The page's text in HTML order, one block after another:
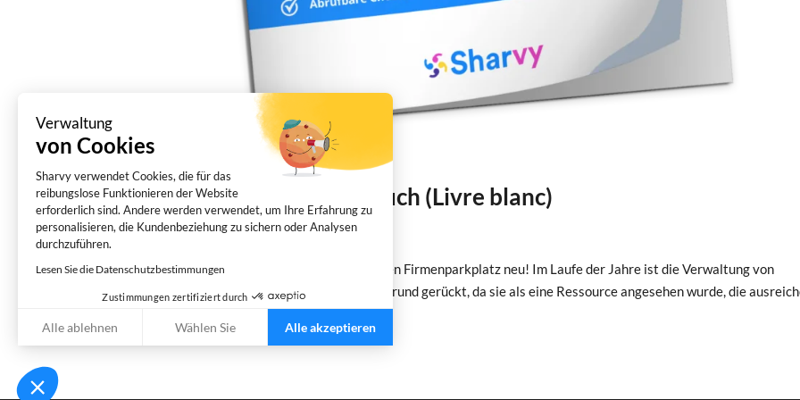
Verwaltung
von Cookies
Sharvy verwendet Cookies, die für das
reibungslose Funktionieren der Website
erforderlich sind. Andere werden verwendet, um Ihre Erfahrung zu
personalisieren, die Kundenbeziehung zu sichern oder Analysen
durchzuführen.
Lesen Sie die Datenschutzbestimmungen
Zustimmungen zertifiziert durch
Alle ablehnen Wählen Sie
Alle akzeptieren
Unsere Plattform ermöglicht es Ihnen, Ihre Datenschutzeinstellungen individuell zu gestalten und zu verwalten, um die Einhaltung
Parkraumpolitik – Weißbuch (Livre blanc)
Apr. 9, 2024
Weißbuch : Erfinden Sie die Parkpolitik für Ihren Firmenparkplatz neu! Im Laufe der Jahre ist die Verwaltung von
Unternehmensparkplätzen (oft) in den Hintergrund gerückt, da sie als eine Ressource angesehen wurde, die
vorhanden und wirtschaftlich...